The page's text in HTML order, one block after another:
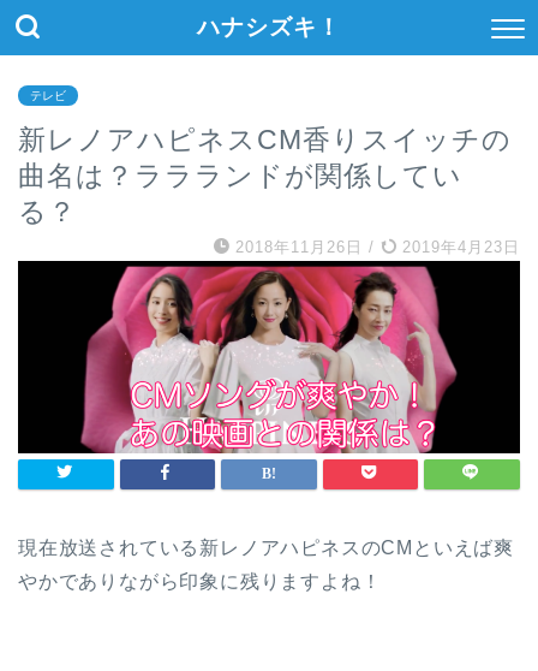
ハナシズキ！
テレビ
新レノアハピネスCM香りスイッチの
曲名は？ララランドが関係してい
る？
2018年11月26日 / 2019年4月23日
現在放送されている新レノアハピネスのCMといえば爽
やかでありながら印象に残りますよね！